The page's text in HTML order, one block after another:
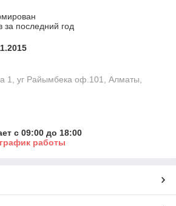
за последний год
1, уг Райымбека оф.101, Алматы,
с 09:00 до 18:00
работы